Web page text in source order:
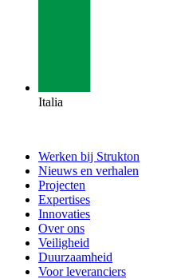
Italia
Werken bij Strukton
Nieuws en verhalen
Projecten
Expertises
Innovaties
Over ons
Veiligheid
Duurzaamheid
Voor leveranciers